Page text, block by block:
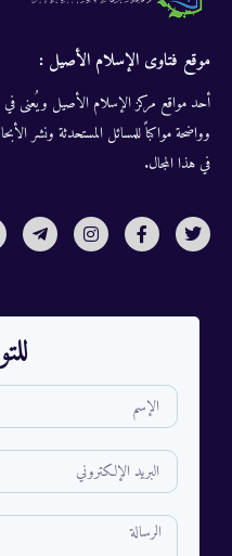
موقع فتاوى الإسلام الأصيل :
أحد مواقع مركز الإسلام الأصيل ويُعنى في
وواضحة مواكباً للمسائل المستحدثة ونشر
في هذا المجال.